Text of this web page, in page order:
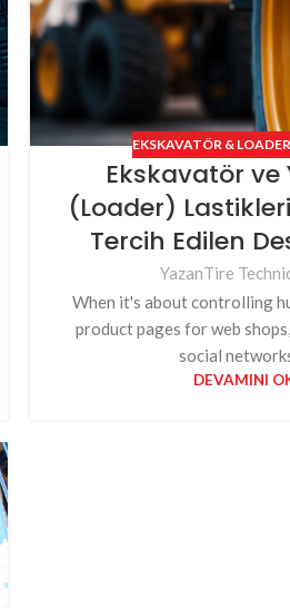
Lastiği
EKSKAVATÖR &
Ekskavatör ve
(Loader)
Tercih Edilen
YazanTire
When it's about controlling
product pages for web
social
DEVAMINI